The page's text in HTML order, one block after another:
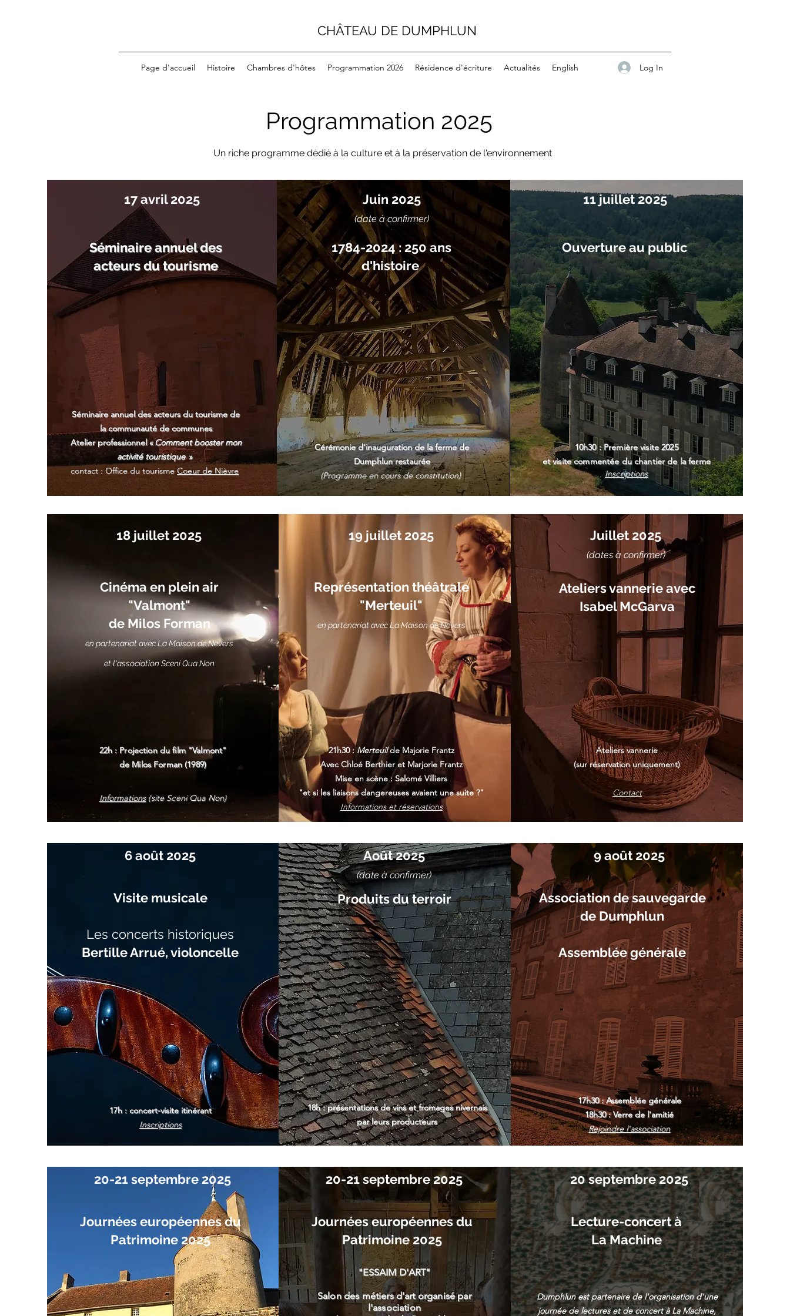
CHÂTEAU DE DUMPHLUN
Page d'accueil Histoire Chambres d'hôtes Programmation 2026 Résidence d'écriture Actualités English Log In
Un riche programme dédié à la culture et à la préservation de l'environnement
Programmation 2025
17 avril 2025
Séminaire annuel des
acteurs du tourisme
Séminaire annuel des acteurs du tourisme de
la communauté de communes
Atelier professionnel «Comment booster mon
activité touristique»
contact : Office du tourismeCoeur de Nièvre
Juin 2025
(date à confirmer)
1784-2024 : 250 ans
d'histoire
Cérémonie d'inauguration de la ferme de
Dumphlun restaurée​
(Programme en cours de constitution)
11 juillet 2025
Ouverture au public
10h30 : Première visite 2025
et visite commentée du chantier de la ferme
Inscriptions
18 juillet 2025
Cinéma en plein air
"Valmont"
de Milos Forman
en partenariat avec La Maison de Nevers
et l'association Sceni Qua Non
22h : Projection du film "Valmont"
de Milos Forman (1989)
Informations(site Sceni Qua Non)
19 juillet 2025
Représentation théâtrale
"Merteuil"
en partenariat avec La Maison de Nevers
21h30 : Merteuilde Majorie Frantz
Avec Chloé Berthier et Marjorie Frantz
Mise en scène : Salomé Villiers
"et si les liaisons dangereuses avaient une suite ?"
Informations et réservations
Juillet 2025
(dates à confirmer)
Ateliers vannerie avec
Isabel McGarva
Ateliers vannerie
(sur réservation uniquement)
Contact
6 août 2025
Visite musicale
Les concerts historiques
Bertille Arrué, violoncelle
17h : concert-visite itinérant
Inscriptions
Août 2025
(date à confirmer)
Produits du terroir
18h : présentations de vins et fromages nivernais
par leurs producteurs
9 août 2025
Association de sauvegarde
de Dumphlun
Assemblée générale
17h30 : Assemblée générale
18h30 : Verre de l'amitié
Rejoindre l'association
20-21 septembre 2025
Journées européennes du
Patrimoine 2025
20-21 septembre 2025
Journées européennes du
Patrimoine 2025
"ESSAIM D'ART"
Salon des métiers d'art organisé par
l'association
20 septembre 2025
Lecture-concert à
La Machine
Dumphlun est partenaire de l'organisation d'une
journée de lectures et de concert à La Machine,